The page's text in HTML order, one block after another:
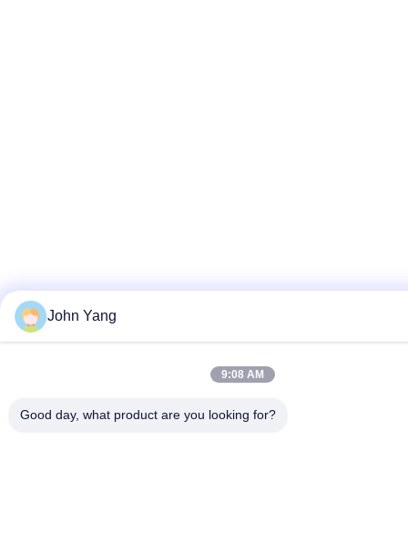
John Yang
9:08 AM
Good day, what product are you looking for?